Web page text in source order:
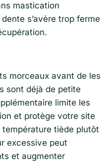
mastication
s’avère trop ferme
morceaux avant de les
sont déjà de petite
limite les
et protège votre site
température tiède plutôt
excessive peut
et augmenter